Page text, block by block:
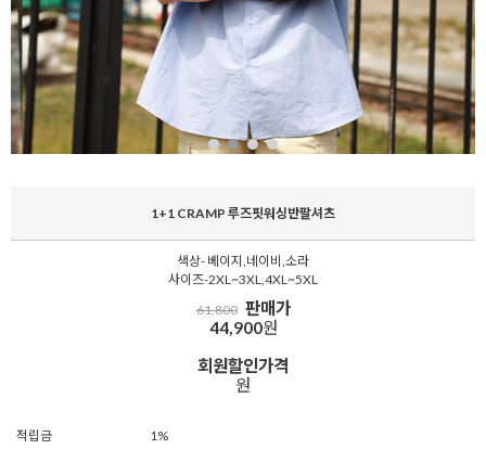
1+1 CRAMP 루즈핏워싱반팔셔츠
색상- 베이지,네이비,소라
사이즈-2XL~3XL,4XL~5XL
61,800 판매가
44,900원
회원할인가격
원
적립금
1%